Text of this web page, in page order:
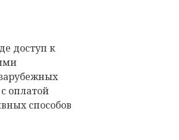
доступ к
оплатой
способов